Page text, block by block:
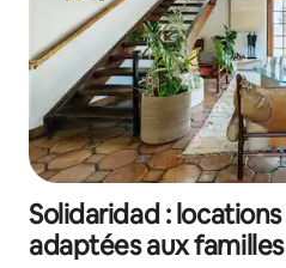
Solidaridad :
adaptées aux familles